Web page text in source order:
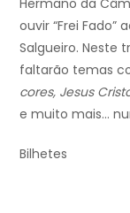
ouvir “Frei Fado”
Salgueiro. Neste
faltarão temas
cores, Jesus
e muito mais…
Bilhetes